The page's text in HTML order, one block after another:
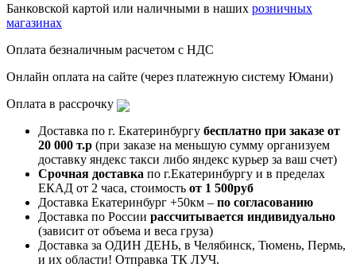
Банковской картой или наличными в наших розничных
магазинах
Оплата безналичным расчетом с НДС
Онлайн оплата на сайте (через платежную систему Юмани)
Оплата в рассрочку
Доставка по г. Екатеринбургу бесплатно при заказе от
20 000 т.р (при заказе на меньшую сумму организуем
доставку яндекс такси либо яндекс курьер за ваш счет)
Срочная доставка по г.Екатеринбургу и в пределах
ЕКАД от 2 часа, стоимость от 1 500руб
Доставка Екатеринбург +50км – по согласованию
Доставка по России рассчитывается индивидуально
(зависит от объема и веса груза)
Доставка за ОДИН ДЕНЬ, в Челябинск, Тюмень, Пермь,
и их области! Отправка ТК ЛУЧ.